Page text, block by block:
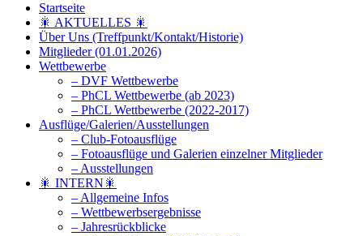
Startseite
🎇 AKTUELLES 🎇
Über Uns (Treffpunkt/Kontakt/Historie)
Mitglieder (01.01.2026)
Wettbewerbe
– DVF Wettbewerbe
– PhCL Wettbewerbe (ab 2023)
– PhCL Wettbewerbe (2022-2017)
Ausflüge/Galerien/Ausstellungen
– Club-Fotoausflüge
– Fotoausflüge und Galerien einzelner Mitglieder
– Ausstellungen
🎇 INTERN🎇
– Allgemeine Infos
– Wettbewerbsergebnisse
– Jahresrückblicke